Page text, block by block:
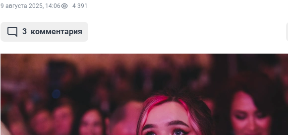
9 августа 2025, 14:06 4 391
3 комментария